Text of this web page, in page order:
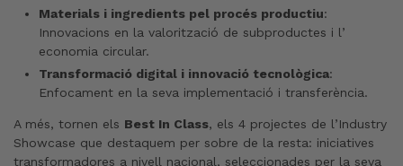
Materials i ingredients pel procés productiu:
Innovacions en la valorització de subproductes i l’
economia circular.
Transformació digital i innovació tecnològica:
Enfocament en la seva implementació i transferència.
A més, tornen els Best In Class, els 4 projectes de l’Industry
Showcase que destaquem per sobre de la resta: iniciatives
transformadores a nivell nacional, seleccionades per la seva